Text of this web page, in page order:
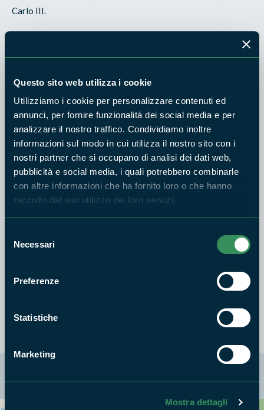
Questo sito web utilizza i cookie
Utilizziamo i cookie per personalizzare contenuti ed
annunci, per fornire funzionalità dei social media e per
analizzare il nostro traffico. Condividiamo inoltre
informazioni sul modo in cui utilizza il nostro sito con i
nostri partner che si occupano di analisi dei dati web,
pubblicità e social media, i quali potrebbero combinarle
con altre informazioni che ha fornito loro o che hanno
raccolto dal suo utilizzo dei loro servizi.
delNecessari
Preferenze
Statistiche
Marketing
Mostra dettagli
Carlo III.
Unaserata specialeper celebrare il Natale, premiare chi
tutela il nostro ambiente e unire la comunità in un evento che
a noi per una serata di celebrazione della natura, della
comunità e dei valori che rendono unico il nostro parco!
Ingresso libero.
• Proiezioni video.
• Premiazione degli ambasciatori del parco.
• Letture.
• Premiazione cittadini.
• Buffet di prodotti tipici con musica.